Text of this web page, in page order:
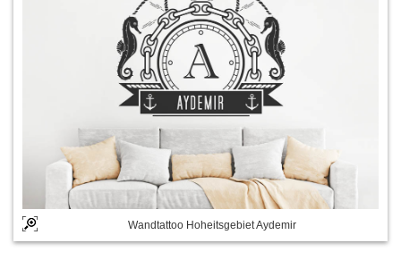
Wandtattoo Hoheitsgebiet Aydemir